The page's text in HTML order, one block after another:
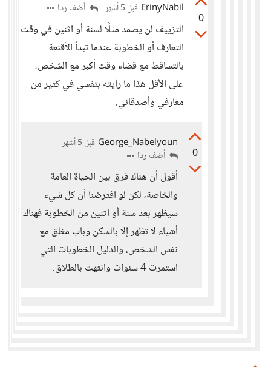
0
ErinyNabil قبل 5 أشهر أضف ردا
التزييف لن يصمد مثلًا لسنة أو اثنين في وقت
التعارف أو الخطوبة عندما تبدأ الأقنعة
بالتساقط مع قضاء وقت أكبر مع الشخص،
على الأقل هذا ما رأيته بنفسي في كثير من
معارفي وأصدقائي.
0
George_Nabelyoun قبل 5 أشهر
أضف ردا
أقول أن هناك فرق بين الحياة العامة
والخاصة، لكن لو افترضنا أن كل شيء
سيظهر بعد سنة أو اثنين من الخطوبة فهناك
أشياء لا تظهر إلا بالسكن وباب مغلق مع
نفس الشخص، والدليل الخطوبات التي
استمرت 4 سنوات وانتهت بالطلاق.